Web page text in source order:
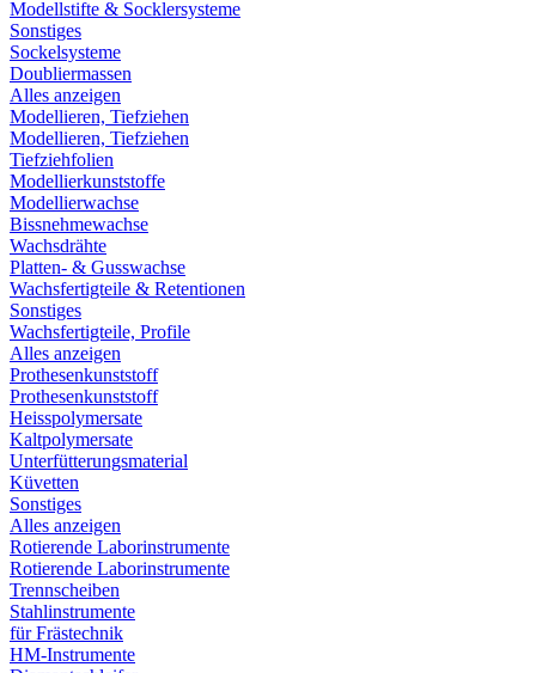
Modellstifte & Socklersysteme
Sonstiges
Sockelsysteme
Doubliermassen
Alles anzeigen
Modellieren, Tiefziehen
Modellieren, Tiefziehen
Tiefziehfolien
Modellierkunststoffe
Modellierwachse
Bissnehmewachse
Wachsdrähte
Platten- & Gusswachse
Wachsfertigteile & Retentionen
Sonstiges
Wachsfertigteile, Profile
Alles anzeigen
Prothesenkunststoff
Prothesenkunststoff
Heisspolymersate
Kaltpolymersate
Unterfütterungsmaterial
Küvetten
Sonstiges
Alles anzeigen
Rotierende Laborinstrumente
Rotierende Laborinstrumente
Trennscheiben
Stahlinstrumente
für Frästechnik
HM-Instrumente